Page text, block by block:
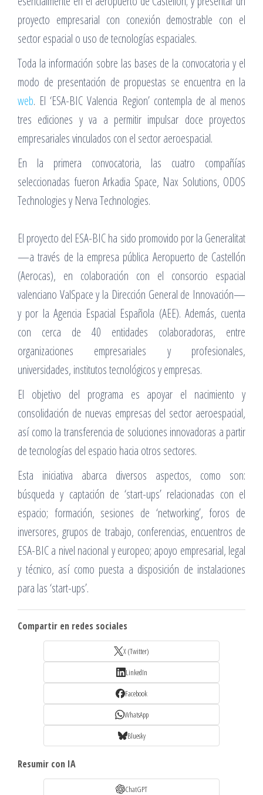
proyecto empresarial con conexión demostrable con el
sector espacial o uso de tecnologías espaciales.
Toda la información sobre las bases de la convocatoria y el
modo de presentación de propuestas se encuentra en la
web. El ‘ESA-BIC Valencia Region’ contempla de al menos
tres ediciones y va a permitir impulsar doce proyectos
empresariales vinculados con el sector aeroespacial.
En la primera convocatoria, las cuatro compañías
seleccionadas fueron Arkadia Space, Nax Solutions, ODOS
Technologies y Nerva Technologies.
El proyecto del ESA-BIC ha sido promovido por la Generalitat
—a través de la empresa pública Aeropuerto de Castellón
(Aerocas), en colaboración con el consorcio espacial
valenciano ValSpace y la Dirección General de Innovación—
y por la Agencia Espacial Española (AEE). Además, cuenta
con cerca de 40 entidades colaboradoras, entre
organizaciones empresariales y profesionales,
universidades, institutos tecnológicos y empresas.
El objetivo del programa es apoyar el nacimiento y
consolidación de nuevas empresas del sector aeroespacial,
así como la transferencia de soluciones innovadoras a partir
de tecnologías del espacio hacia otros sectores.
Esta iniciativa abarca diversos aspectos, como son:
búsqueda y captación de ‘start-ups’ relacionadas con el
espacio; formación, sesiones de ‘networking’, foros de
inversores, grupos de trabajo, conferencias, encuentros de
ESA-BIC a nivel nacional y europeo; apoyo empresarial, legal
y técnico, así como puesta a disposición de instalaciones
para las ‘start-ups’.
Compartir en redes sociales
X (Twitter)
LinkedIn
Facebook
WhatsApp
Bluesky
Resumir con IA
ChatGPT